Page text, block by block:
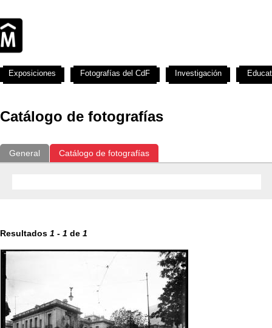
Catálogo de fotografías
General Catálogo de fotografías
Resultados 1 - 1 de 1
Exposiciones Fotografías del CdF Investigación